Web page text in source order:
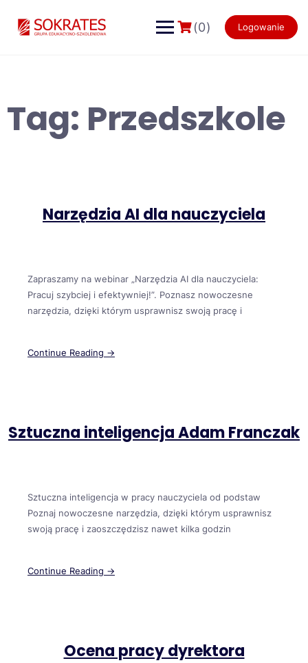
content
(0) Logowanie
Tag: Przedszkole
Narzędzia AI dla nauczyciela
Zapraszamy na webinar „Narzędzia AI dla nauczyciela:
Pracuj szybciej i efektywniej!”. Poznasz nowoczesne
narzędzia, dzięki którym usprawnisz swoją pracę i
Continue Reading →
Sztuczna inteligencja Adam Franczak
Sztuczna inteligencja w pracy nauczyciela od podstaw
Poznaj nowoczesne narzędzia, dzięki którym usprawnisz
swoją pracę i zaoszczędzisz nawet kilka godzin
Continue Reading →
Ocena pracy dyrektora